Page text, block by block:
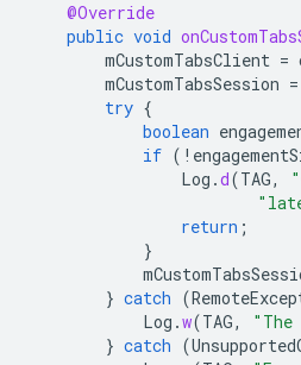
@Override
public void
mCustomTabsClient =
mCustomTabsSession =
try {
boolean
if ( !
Log .d(TAG,
return ;
}
} catch (
Log .w(TAG,
} catch (